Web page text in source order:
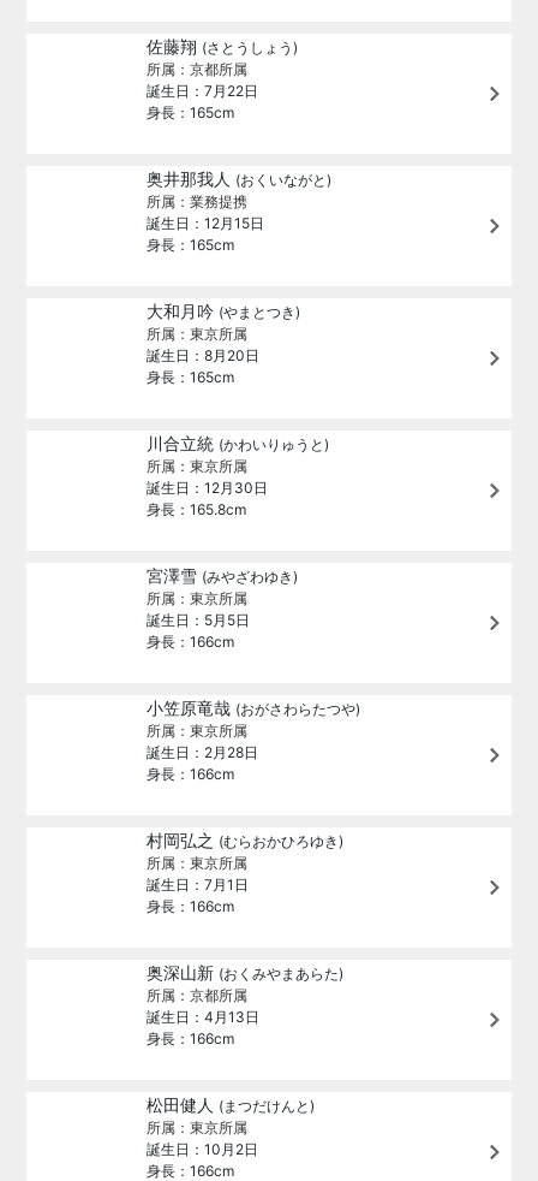
佐藤翔 (さとうしょう)
所属：京都所属
誕生日：7月22日
身長：165cm
奥井那我人 (おくいながと)
所属：業務提携
誕生日：12月15日
身長：165cm
大和月吟 (やまとつき)
所属：東京所属
誕生日：8月20日
身長：165cm
川合立統 (かわいりゅうと)
所属：東京所属
誕生日：12月30日
身長：165.8cm
宮澤雪 (みやざわゆき)
所属：東京所属
誕生日：5月5日
身長：166cm
小笠原竜哉 (おがさわらたつや)
所属：東京所属
誕生日：2月28日
身長：166cm
村岡弘之 (むらおかひろゆき)
所属：東京所属
誕生日：7月1日
身長：166cm
奥深山新 (おくみやまあらた)
所属：京都所属
誕生日：4月13日
身長：166cm
松田健人 (まつだけんと)
所属：東京所属
誕生日：10月2日
身長：166cm